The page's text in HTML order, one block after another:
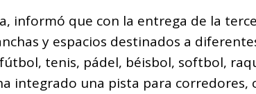
informó que con la entrega de la
y espacios destinados a
tenis, pádel, béisbol, softbol,
integrado una pista para corredores,